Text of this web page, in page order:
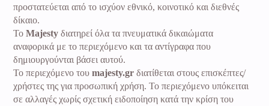
RF Σύσφιξη
Προσώπου
Καθαρισμός
Προσώπου
Υδροδερμοαπόξεση
H2,O2
EMT
Ραδιοσυχνότητες
επιδερμική
σύσφιξη
Πρεσσοθεραπεία
Διοδικό Laser
Κερί
προστατεύεται από το ισχύον εθνικό, κοινοτικό και διεθνές
δίκαιο.
ΤοMajesty διατηρεί όλα τα πνευματικά δικαιώματα
αναφορικά με το περιεχόμενο και τα αντίγραφα που
δημιουργούνται βάσει αυτού.
Το περιεχόμενο τουmajesty.gr διατίθεται στους επισκέπτες/
χρήστες της για προσωπική χρήση. Το περιεχόμενο υπόκειται
σε αλλαγές χωρίς σχετική ειδοποίηση κατά την κρίση του